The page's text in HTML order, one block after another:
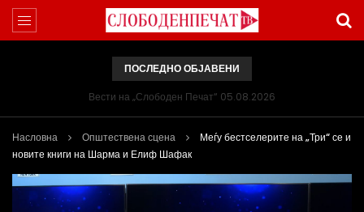
ПОСЛЕДНО ОБЈАВЕНИ
Вести на „Слободен Печат“ 05.08.2026
Насловна Општествена сцена
Меѓу бестселерите на „Три“ се и
новите книги на Шарма и Елиф Шафак